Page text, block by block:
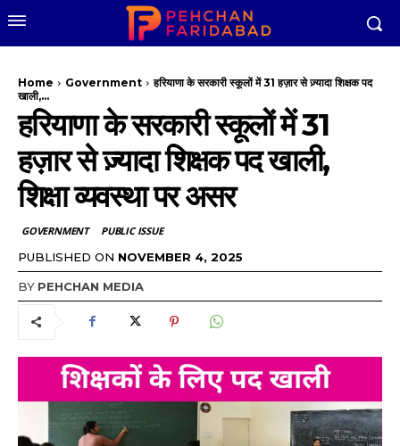
Home Government
हरियाणा के सरकारी स्कूलों में 31 हज़ार से ज़्यादा शिक्षक पद
खाली,...
हरियाणा के सरकारी स्कूलों में 31
हज़ार से ज़्यादा शिक्षक पद खाली,
शिक्षा व्यवस्था पर असर
GOVERNMENT PUBLIC ISSUE
PUBLISHED ON NOVEMBER 4, 2025
BY PEHCHAN MEDIA